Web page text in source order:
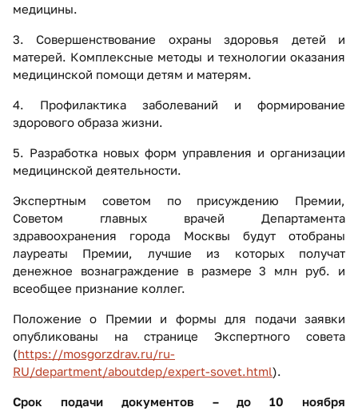
медицины.
3. Совершенствование охраны здоровья детей и
матерей. Комплексные методы и технологии оказания
медицинской помощи детям и матерям.
4. Профилактика заболеваний и формирование
здорового образа жизни.
5. Разработка новых форм управления и организации
медицинской деятельности.
Экспертным советом по присуждению Премии,
Советом главных врачей Департамента
здравоохранения города Москвы будут отобраны
лауреаты Премии, лучшие из которых получат
денежное вознаграждение в размере 3 млн руб. и
всеобщее признание коллег.
Положение о Премии и формы для подачи заявки
опубликованы на странице Экспертного совета
(https://mosgorzdrav.ru/ru-
RU/department/aboutdep/expert-sovet.html).
Срок подачи документов – до 10 ноября